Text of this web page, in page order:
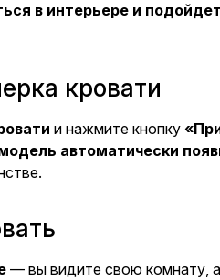
в интерьере и
кровати
и нажмите кнопку
автоматически
— вы видите свою комнату,